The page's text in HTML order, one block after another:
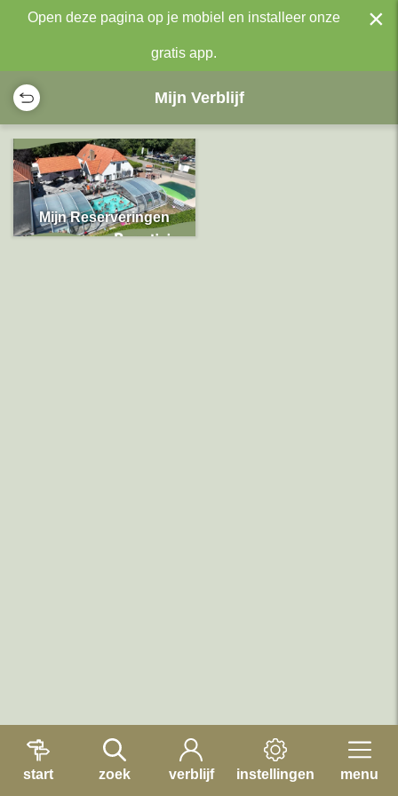
Open deze pagina op je mobiel en installeer onze
gratis app.
×
Mijn Verblijf
Mijn Reserveringen
start zoek verblijf instellingen menu